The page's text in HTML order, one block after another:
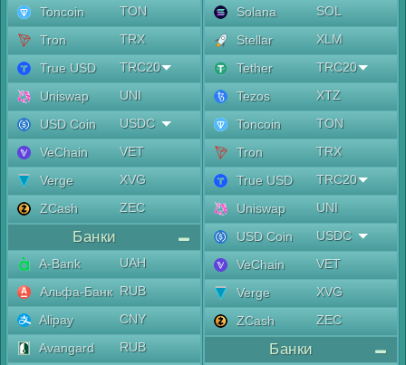
Toncoin
TON
Tron
TRX
True USD
TRC20
Uniswap
UNI
USD Coin
USDC
VeChain
VET
Verge
XVG
ZCash
ZEC
Банки
A-Bank
UAH
Альфа-Банк RUB
Alipay
CNY
Avangard
RUB
Solana
SOL
Stellar
XLM
Tether
TRC20
Tezos
XTZ
Toncoin
TON
Tron
TRX
True USD
TRC20
Uniswap
UNI
USD Coin
USDC
VeChain
VET
Verge
XVG
ZCash
ZEC
Банки